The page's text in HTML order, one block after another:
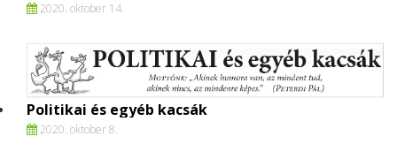
2020. oktober 14.
Politikai és egyéb kacsák
2020. oktober 8.